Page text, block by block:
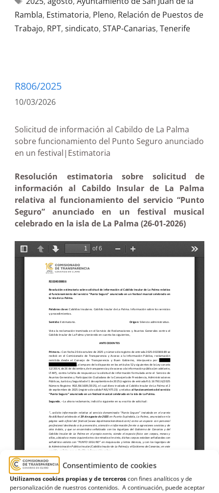
Consentimiento de cookies
Utilizamos cookies propias y de terceroscon fines analíticos y de
personalización de nuestros contenidos. A continuación, puede aceptar
Rambla, Estimatoria, Pleno, Relación de Puestos de
Trabajo, RPT, sindicato, STAP-Canarias, Tenerife
R806/2025
10/03/2026
Solicitud de información al Cabildo de La Palma
sobre funcionamiento del Punto Seguro anunciado
en un festival|Estimatoria
Resolución estimatoria sobre solicitud de
información al Cabildo Insular de La Palma
relativa al funcionamiento del servicio “Punto
Seguro” anunciado en un festival musical
celebrado en la isla de La Palma (26-01-2026)